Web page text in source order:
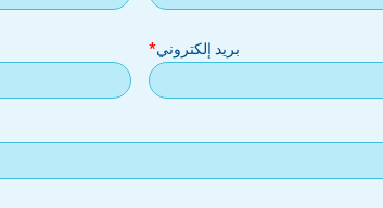
بريد إلكتروني